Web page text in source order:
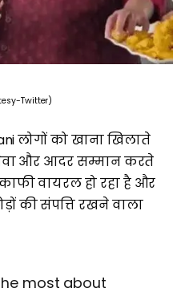
Twitter)
लोगों को खाना खिलाते
और आदर सम्मान करते
वायरल हो रहा है और
की संपत्ति रखने वाला
most about